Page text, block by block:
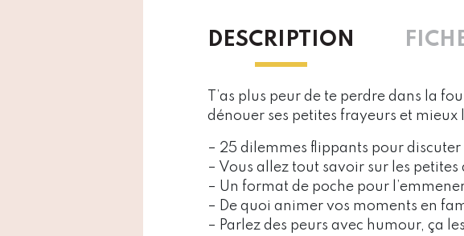
DESCRIPTION
T’as plus peur de te perdre dans la
dénouer ses petites frayeurs et mieux
– 25 dilemmes flippants pour
– Vous allez tout savoir sur les petites
– Un format de poche pour
– De quoi animer vos moments en
– Parlez des peurs avec humour, ça